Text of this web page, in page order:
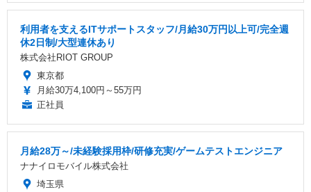
利用者を支えるITサポートスタッフ/月給30万円以上可/完全週
休2日制/大型連休あり
株式会社RIOT GROUP
東京都
月給30万4,100円～55万円
正社員
月給28万～/未経験採用枠/研修充実/ゲームテストエンジニア
ナナイロモバイル株式会社
埼玉県